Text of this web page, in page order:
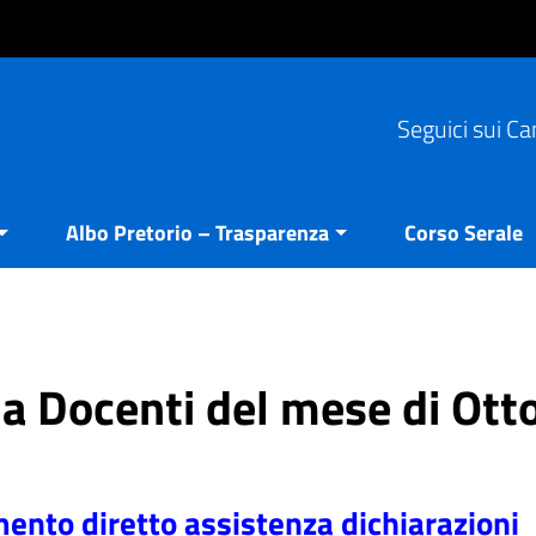
Seguici sui
Albo Pretorio – Trasparenza Corso Serale
Docenti del mese di
diretto assistenza dichiarazioni